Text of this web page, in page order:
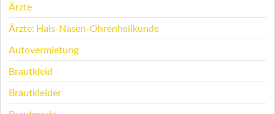
Ärzte
Ärzte: Hals-Nasen-Ohrenheilkunde
Autovermietung
Brautkleid
Brautkleider